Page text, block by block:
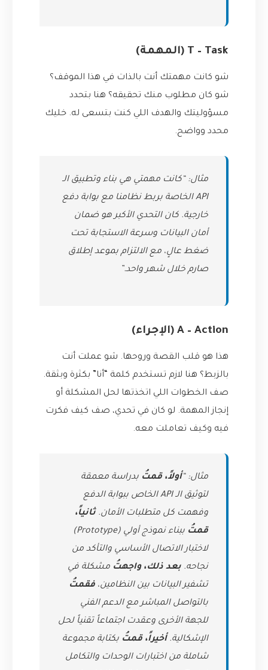
T – Task (المهمة)
شو كانت مهمتك أنت بالذات في هذا الموقف؟
شو كان مطلوب منك تحقيقه؟ هنا بتحدد
مسؤوليتك والهدف اللي كنت بتسعى له. خليك
محدد وواضح.
مثال: “كانت مهمتي هي بناء وتطبيق الـ
API الخاصة بربط نظامنا مع بوابة دفع
خارجية. كان التحدي الأكبر هو ضمان
أمان البيانات وسرعة الاستجابة تحت
ضغط عالٍ، مع الالتزام بموعد إطلاق
صارم خلال شهر واحد.”
A – Action (الإجراء)
هذا هو قلب القصة وروحها. شو عملت أنت
بالزبط؟ هنا لازم تستخدم كلمة “أنا” بكثرة وبثقة.
صف الخطوات اللي اتخذتها لحل المشكلة أو
إنجاز المهمة. لو كان في تحدي، صف كيف فكرت
فيه وكيف تعاملت معه.
مثال: “أولاً، قمتُ بدراسة معمقة
لتوثيق الـ API الخاص ببوابة الدفع
وفهمت كل متطلبات الأمان. ثانياً،
قمتُ
ببناء نموذج أولي (Prototype)
لاختبار الاتصال الأساسي والتأكد من
نجاحه. بعد ذلك، واجهتُ مشكلة في
تشفير البيانات بين النظامين، فقمتُ
بالتواصل المباشر مع الدعم الفني
للجهة الأخرى وعقدت اجتماعاً تقنياً لحل
الإشكالية.أخيراً، قمتُ بكتابة مجموعة
شاملة من اختبارات الوحدات والتكامل